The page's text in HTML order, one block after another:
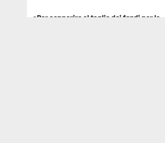
Per sopperire al taglio dei fondi per la